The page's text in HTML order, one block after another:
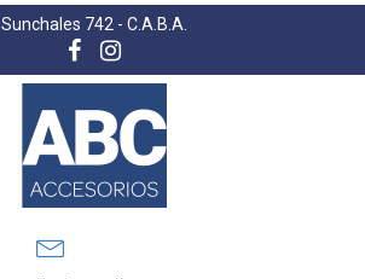
Sunchales 742 - C.A.B.A.